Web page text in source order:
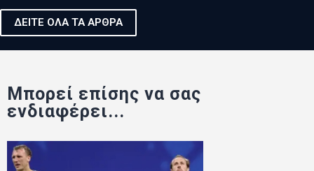
ΔΕΙΤΕ ΟΛΑ ΤΑ ΑΡΘΡΑ
Μπορεί επίσης να σας
ενδιαφέρει...